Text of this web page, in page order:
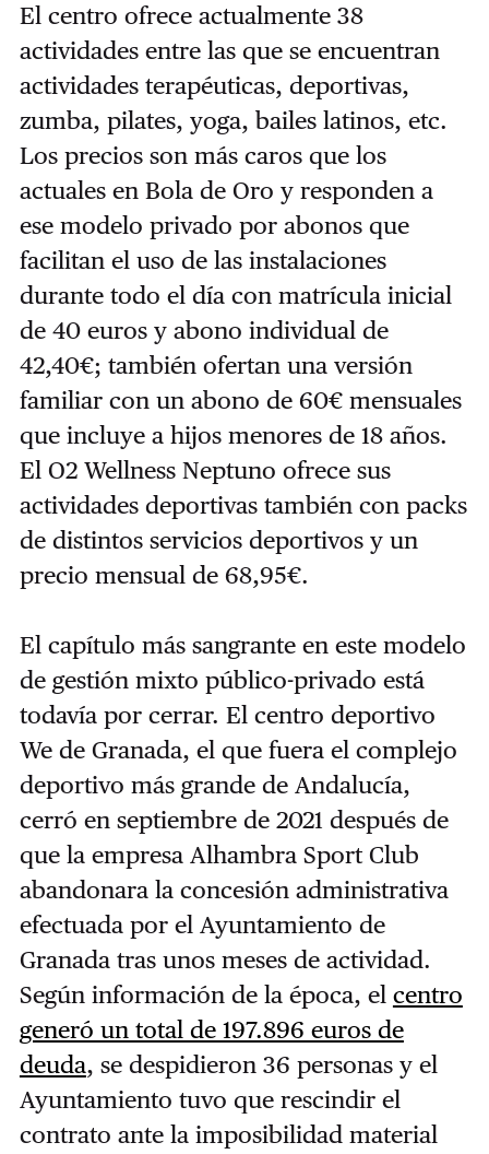
El centro ofrece actualmente 38
actividades entre las que se encuentran
actividades terapéuticas, deportivas,
zumba, pilates, yoga, bailes latinos, etc.
Los precios son más caros que los
actuales en Bola de Oro y responden a
ese modelo privado por abonos que
facilitan el uso de las instalaciones
durante todo el día con matrícula inicial
de 40 euros y abono individual de
42,40€; también ofertan una versión
familiar con un abono de 60€ mensuales
que incluye a hijos menores de 18 años.
El O2 Wellness Neptuno ofrece sus
actividades deportivas también con packs
de distintos servicios deportivos y un
precio mensual de 68,95€.
El capítulo más sangrante en este modelo
de gestión mixto público-privado está
todavía por cerrar. El centro deportivo
We de Granada, el que fuera el complejo
deportivo más grande de Andalucía,
cerró en septiembre de 2021 después de
que la empresa Alhambra Sport Club
abandonara la concesión administrativa
efectuada por el Ayuntamiento de
Granada tras unos meses de actividad.
Según información de la época, el centro
generó un total de 197.896 euros de
deuda, se despidieron 36 personas y el
Ayuntamiento tuvo que rescindir el
contrato ante la imposibilidad material